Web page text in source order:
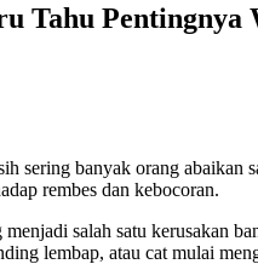
Tahu Pentingnya
sering banyak orang abaikan
rembes dan kebocoran.
menjadi salah satu kerusakan
lembap, atau cat mulai